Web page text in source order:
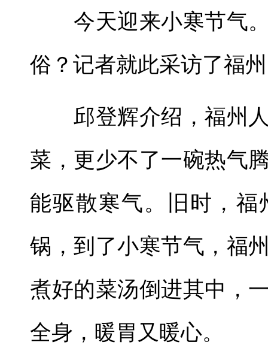
今天迎来小寒节气。
俗？记者就此采访了福
邱登辉介绍，福州人
菜，更少不了一碗热气
能驱散寒气。旧时，
锅，到了小寒节气，福
煮好的菜汤倒进其中，
全身，暖胃又暖心。